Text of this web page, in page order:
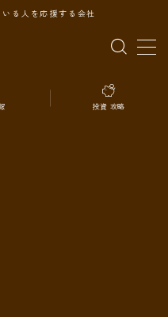
る人を応援する会社
投資 攻略